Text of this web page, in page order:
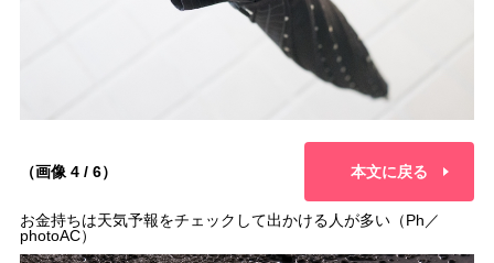
（画像 4 / 6） 本文に戻る
お金持ちは天気予報をチェックして出かける人が多い（Ph／
photoAC）